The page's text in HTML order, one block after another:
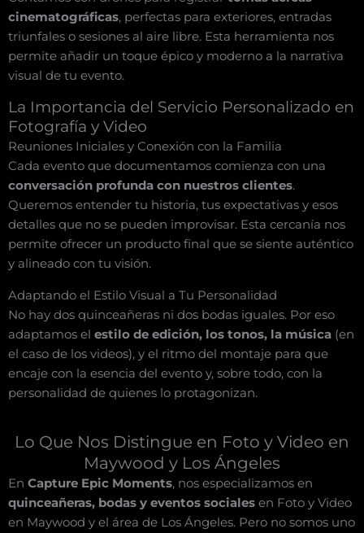
cinematográficas, perfectas para exteriores, entradas
triunfales o sesiones al aire libre. Esta herramienta nos
permite añadir un toque épico y moderno a la narrativa
visual de tu evento.
La Importancia del Servicio Personalizado en
Fotografía y Video
Reuniones Iniciales y Conexión con la Familia
Cada evento que documentamos comienza con una
conversación profunda con nuestros clientes.
Queremos entender tu historia, tus expectativas y esos
detalles que no se pueden improvisar. Esta cercanía nos
permite ofrecer un producto final que se siente auténtico
y alineado con tu visión.
Adaptando el Estilo Visual a Tu Personalidad
No hay dos quinceañeras ni dos bodas iguales. Por eso
adaptamos el estilo de edición, los tonos, la música (en
el caso de los videos), y el ritmo del montaje para que
encaje con la esencia del evento y, sobre todo, con la
personalidad de quienes lo protagonizan.
Lo Que Nos Distingue en Foto y Video en
Maywood y Los Ángeles
En Capture Epic Moments, nos especializamos en
quinceañeras, bodas y eventos sociales en Foto y Video
en Maywood y el área de Los Ángeles. Pero no somos uno